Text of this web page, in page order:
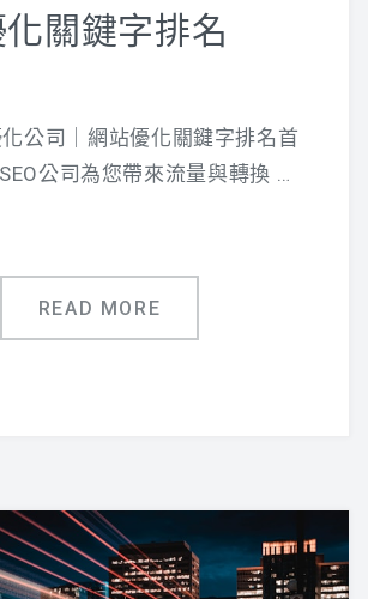
化關鍵字排名
化公司｜網站優化關鍵字排名首
公司為您帶來流量與轉換 …
READ MORE